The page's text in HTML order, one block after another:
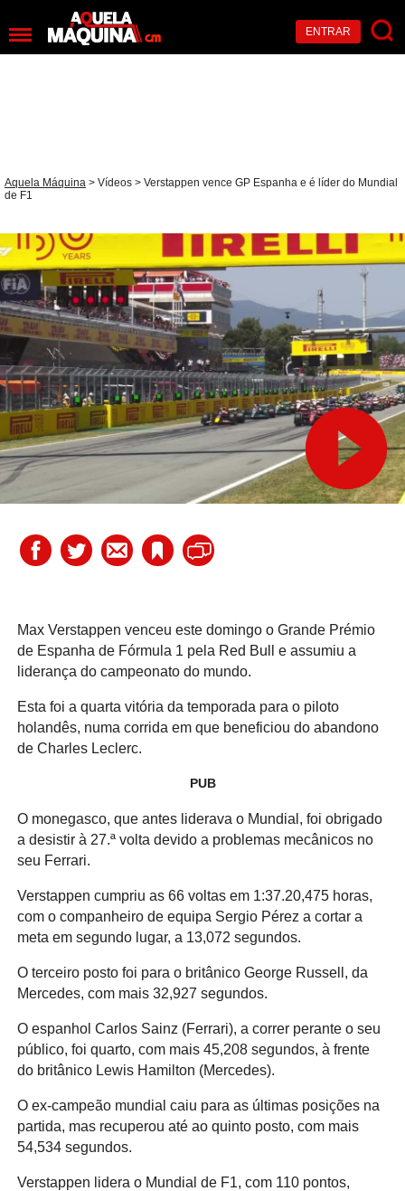
ENTRAR
Aquela Máquina > Vídeos > Verstappen vence GP Espanha e é líder do Mundial
de F1
Max Verstappen venceu este domingo o Grande Prémio
de Espanha de Fórmula 1 pela Red Bull e assumiu a
liderança do campeonato do mundo.
Esta foi a quarta vitória da temporada para o piloto
holandês, numa corrida em que beneficiou do abandono
de Charles Leclerc.
PUB
O monegasco, que antes liderava o Mundial, foi obrigado
a desistir à 27.ª volta devido a problemas mecânicos no
seu Ferrari.
Verstappen cumpriu as 66 voltas em 1:37.20,475 horas,
com o companheiro de equipa Sergio Pérez a cortar a
meta em segundo lugar, a 13,072 segundos.
O terceiro posto foi para o britânico George Russell, da
Mercedes, com mais 32,927 segundos.
O espanhol Carlos Sainz (Ferrari), a correr perante o seu
público, foi quarto, com mais 45,208 segundos, à frente
do britânico Lewis Hamilton (Mercedes).
O ex-campeão mundial caiu para as últimas posições na
partida, mas recuperou até ao quinto posto, com mais
54,534 segundos.
Verstappen lidera o Mundial de F1, com 110 pontos,